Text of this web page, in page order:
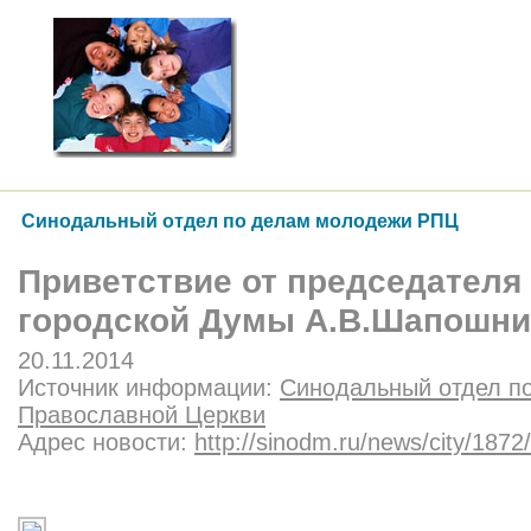
Синодальный отдел по делам молодежи РПЦ
Приветствие от
городской Думы
20.11.2014
Источник информации: Синодальный отдел
Православной Церкви
Адрес новости: http://sinodm.ru/news/city/1872/